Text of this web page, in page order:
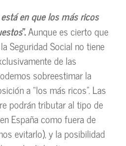
en que los más ricos
”.Aunque es cierto que
Seguridad Social no tiene
de las
sobreestimar la
a “los más ricos”. Las
podrán tributar al tipo de
España como fuera de
evitarlo), y la posibilidad